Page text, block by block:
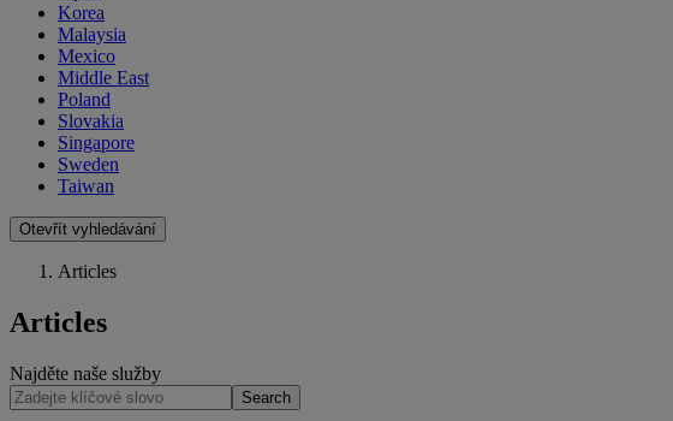
Korea
Malaysia
Mexico
Middle East
Poland
Slovakia
Singapore
Sweden
Taiwan
Otevřít vyhledávání
Articles
Articles
Najděte naše služby
Search